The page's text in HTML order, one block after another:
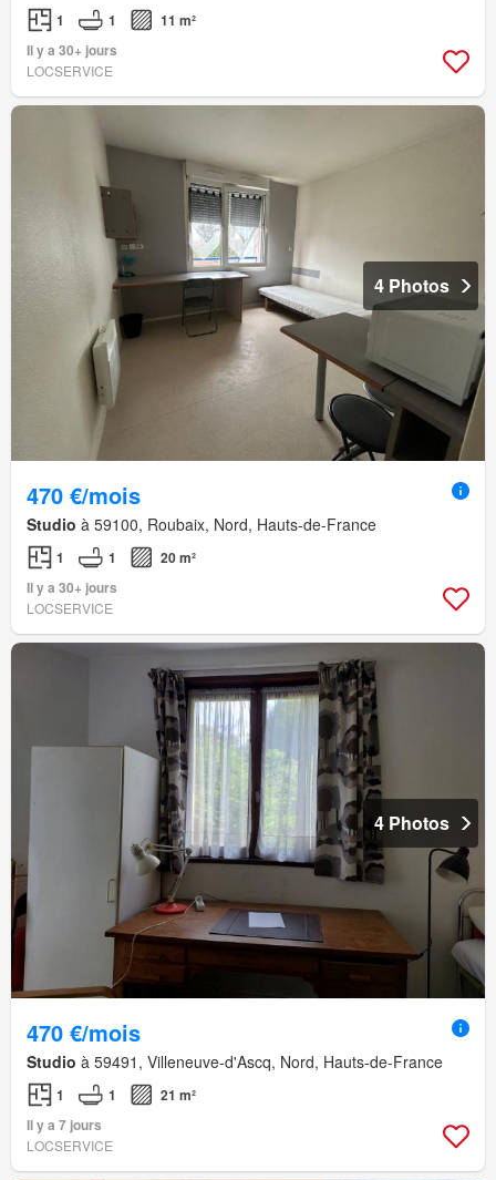
1 1
11 m²
Il y a 30+ jours
LOCSERVICE
4 Photos
470 €/mois
Studio à 59100, Roubaix, Nord, Hauts-de-France
1 1
20 m²
Il y a 30+ jours
LOCSERVICE
4 Photos
470 €/mois
Studio à 59491, Villeneuve-d'Ascq, Nord, Hauts-de-France
1 1
21 m²
Il y a 7 jours
LOCSERVICE